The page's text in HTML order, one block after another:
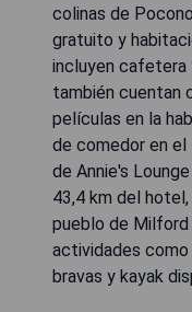
colinas de
gratuito y
incluyen cafetera
también cuentan
películas en la
de comedor en el
de Annie's
43,4 km del
pueblo de Milford
actividades como
bravas y kayak